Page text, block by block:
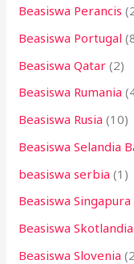
Beasiswa Perancis
Beasiswa Portugal
Beasiswa Qatar (2)
Beasiswa Rumania
Beasiswa Rusia (10)
Beasiswa Selandia
beasiswa serbia (1)
Beasiswa Singapura
Beasiswa Skotlandia
Beasiswa Slovenia